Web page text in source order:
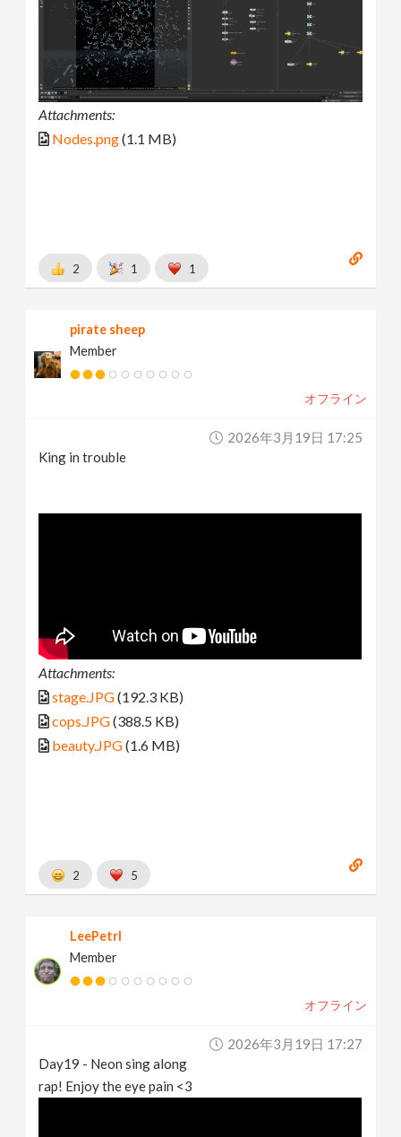
Attachments:
Nodes.png(1.1 MB)
2 1 1
pirate sheep
Member
オフライン
2026年3月19日 17:25
King in trouble
Attachments:
stage.JPG(192.3 KB)
cops.JPG(388.5 KB)
beauty.JPG(1.6 MB)
2 5
LeePetrl
Member
オフライン
2026年3月19日 17:27
Day19 - Neon sing along
rap! Enjoy the eye pain <3